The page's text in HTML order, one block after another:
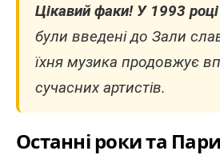
Цікавий факи! У 1993 році
були введені до Зали
їхня музика продовжує
сучасних артистів.
Останні роки та